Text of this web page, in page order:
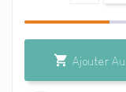
 Ajouter